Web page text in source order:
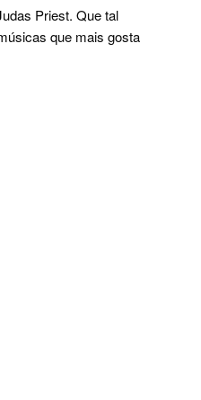
Priest. Que tal
que mais gosta